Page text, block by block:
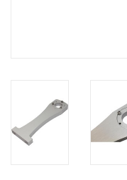
Cadeaubonnen